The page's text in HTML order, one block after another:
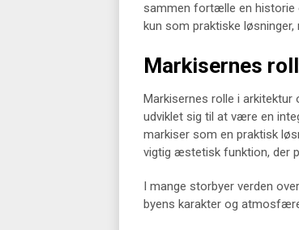
sammen fortælle en historie
kun som praktiske
Markisernes
Markisernes rolle i
udviklet sig til at være en
markiser som en praktisk
vigtig æstetisk funktion, der
I mange storbyer verden
byens karakter og